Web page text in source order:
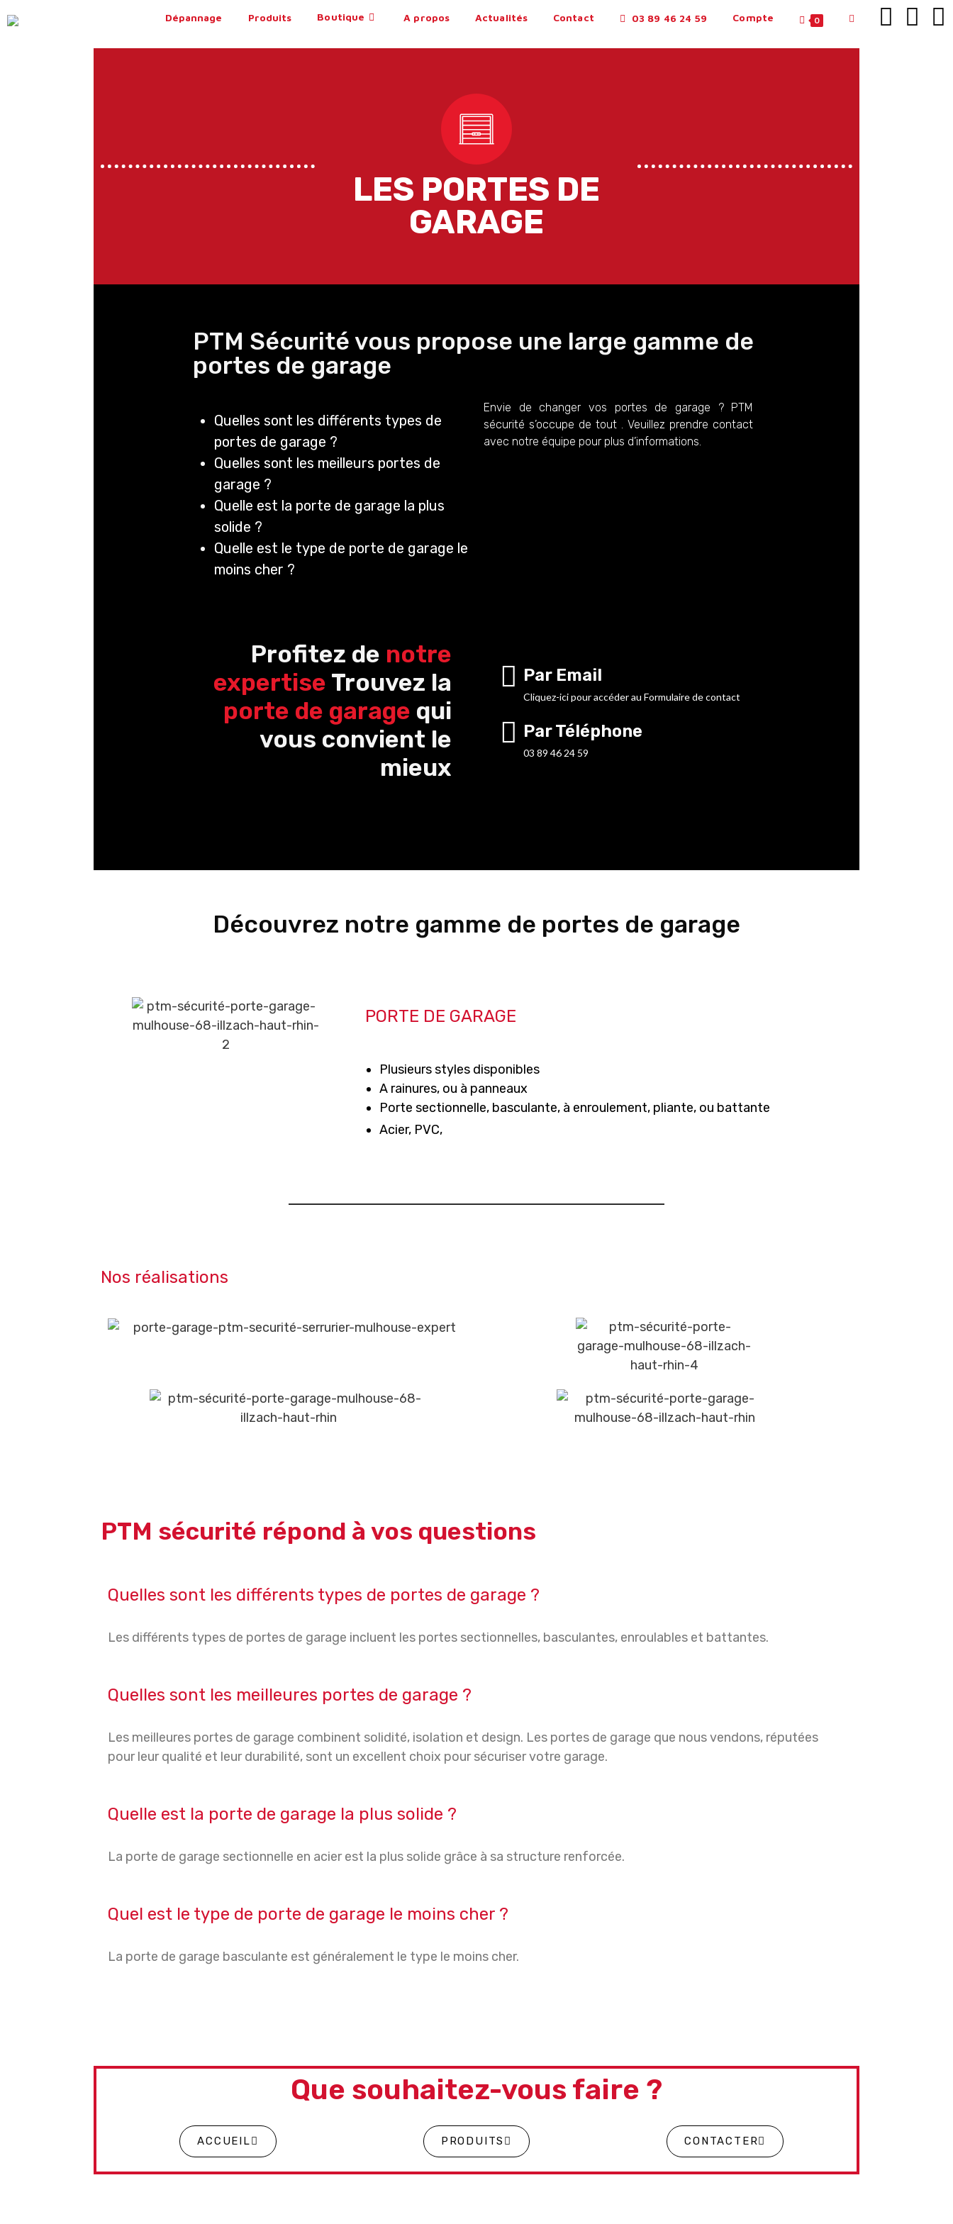
Dépannage Produits Boutique A propos Actualités Contact 03 89 46 24 59 Compte 0
LES PORTES DE
GARAGE​
PTM Sécurité vous propose une large gamme de
portes de garage
Quelles sont les différents types de
portes de garage ?
Quelles sont les meilleurs portes de
garage ?
Quelle est la porte de garage la plus
solide ?
Quelle est le type de porte de garage le
moins cher ?
Envie de changer vos portes de garage ? PTM
sécurité s’occupe de tout . Veuillez prendre contact
avec notre équipe pour plus d’informations.
Profitez de notre
expertise Trouvez la
porte de garage qui
vous convient le
mieux
Par Email
Cliquez-ici pour accéder au Formulaire de contact
Par Téléphone
03 89 46 24 59
Découvrez notre gamme de portes de garage
PORTE DE GARAGE
Plusieurs styles disponibles
A rainures, ou à panneaux
Porte sectionnelle, basculante, à enroulement, pliante, ou battante
Acier, PVC,
Nos réalisations
PTM sécurité répond à vos questions
Quelles sont les différents types de portes de garage ?
Les différents types de portes de garage incluent les portes sectionnelles, basculantes, enroulables et battantes.
Quelles sont les meilleures portes de garage ?
Les meilleures portes de garage combinent solidité, isolation et design. Les portes de garage que nous vendons, réputées
pour leur qualité et leur durabilité, sont un excellent choix pour sécuriser votre garage.
Quelle est la porte de garage la plus solide ?
La porte de garage sectionnelle en acier est la plus solide grâce à sa structure renforcée.
Quel est le type de porte de garage le moins cher ?
La porte de garage basculante est généralement le type le moins cher.
Que souhaitez-vous faire ?
ACCUEIL PRODUITS CONTACTER